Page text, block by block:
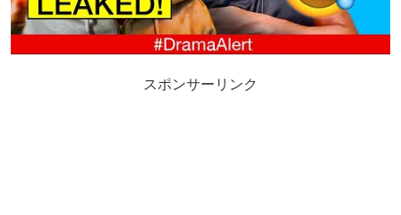
スポンサーリンク